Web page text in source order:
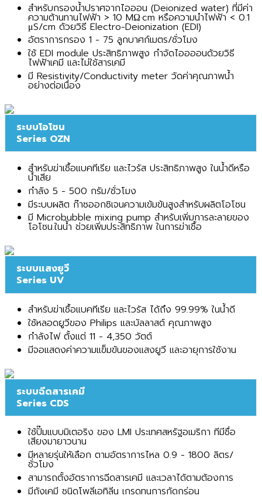
สำหรับกรองน้ำปราศจากไอออน (Deionized water) ที่มีค่า
ความต้านทานไฟฟ้า > 10 MΩ·cm หรือความนำไฟฟ้า < 0.1
μS/cm ด้วยวิธี Electro-Deionization (EDI)
อัตราการกรอง 1 - 75 ลูกบาศก์เมตร/ชั่วโมง
ใช้ EDI module ประสิทธิภาพสูง กำจัดไออออนด้วยวิธี
ไฟฟ้าเคมี และไม่ใช้สารเคมี
มี Resistivity/Conductivity meter วัดค่าคุณภาพน้ำ
อย่างต่อเนื่อง
ระบบโอโซน
Series OZN
สำหรับฆ่าเชื้อแบคทีเรีย และไวรัส ประสิทธิภาพสูง ในน้ำดีหรือ
น้ำเสีย
กำลัง 5 - 500 กรัม/ชั่วโมง
มีระบบผลิต ก๊าซออกซิเจนความเข้มข้นสูงสำหรับผลิตโอโซน
มี Microbubble mixing pump สำหรับเพิ่มการละลายของ
โอโซน.ในน้ำ ช่วยเพิ่มประสิทธิภาพ ในการฆ่าเชื้อ
ระบบแสงยูวี
Series UV
สำหรับฆ่าเชื้อแบคทีเรีย และไวรัส ได้ถึง 99.99% ในน้ำดี
ใช้หลอดยูวีของ Philips และบัลลาสต์ คุณภาพสูง
กำลังไฟ ตั้งแต่ 11 - 4,350 วัตต์
มีจอแสดงค่าความแข็มข้นของแสงยูวี และอายุการใช้งาน
ระบบฉีดสารเคมี
Series CDS
ใช้ปั๊มแบบมิเตอริง ของ LMI ประเทศสหรัฐอเมริกา ทีมีชื่อ
เสียงมายาวนาน
มีหลายรุ่นให้เลือก ตามอัตราการไหล 0.9 - 1800 ลิตร/
ชั่วโมง
สามารถตั้งอัตราการฉีดสารเคมี และเวลาได้ตามต้องการ
มีถังเคมี ชนิดโพลีเอทิลีน เกรดทนการกัดกร่อน